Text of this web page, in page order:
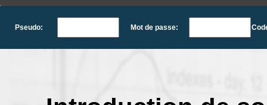
Pseudo: Mot de passe: